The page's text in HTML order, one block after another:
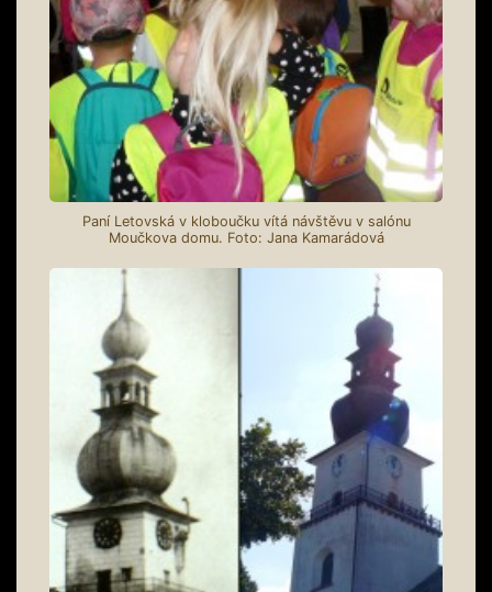
Paní Letovská v kloboučku vítá návštěvu v salónu
Moučkova domu. Foto: Jana Kamarádová